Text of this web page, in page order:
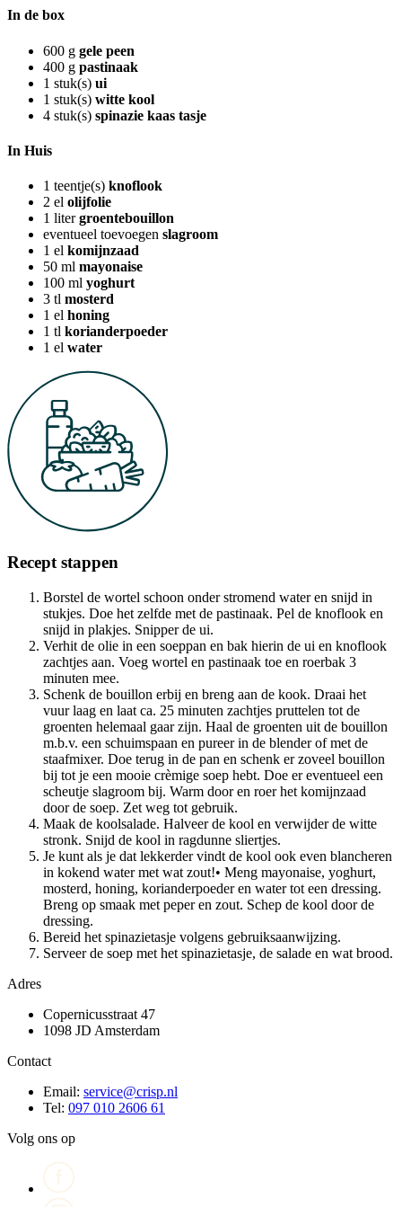
In de box
600 g gele peen
400 g pastinaak
1 stuk(s) ui
1 stuk(s) witte kool
4 stuk(s) spinazie kaas tasje
In Huis
1 teentje(s) knoflook
2 el olijfolie
1 liter groentebouillon
eventueel toevoegen slagroom
1 el komijnzaad
50 ml mayonaise
100 ml yoghurt
3 tl mosterd
1 el honing
1 tl korianderpoeder
1 el water
Recept stappen
Borstel de wortel schoon onder stromend water en snijd in
stukjes. Doe het zelfde met de pastinaak. Pel de knoflook en
snijd in plakjes. Snipper de ui.
Verhit de olie in een soeppan en bak hierin de ui en knoflook
zachtjes aan. Voeg wortel en pastinaak toe en roerbak 3
minuten mee.
Schenk de bouillon erbij en breng aan de kook. Draai het
vuur laag en laat ca. 25 minuten zachtjes pruttelen tot de
groenten helemaal gaar zijn. Haal de groenten uit de bouillon
m.b.v. een schuimspaan en pureer in de blender of met de
staafmixer. Doe terug in de pan en schenk er zoveel bouillon
bij tot je een mooie crèmige soep hebt. Doe er eventueel een
scheutje slagroom bij. Warm door en roer het komijnzaad
door de soep. Zet weg tot gebruik.
Maak de koolsalade. Halveer de kool en verwijder de witte
stronk. Snijd de kool in ragdunne sliertjes.
Je kunt als je dat lekkerder vindt de kool ook even blancheren
in kokend water met wat zout!• Meng mayonaise, yoghurt,
mosterd, honing, korianderpoeder en water tot een dressing.
Breng op smaak met peper en zout. Schep de kool door de
dressing.
Bereid het spinazietasje volgens gebruiksaanwijzing.
Serveer de soep met het spinazietasje, de salade en wat brood.
Adres
Copernicusstraat 47
1098 JD Amsterdam
Contact
Email: service@crisp.nl
Tel: 097 010 2606 61
Volg ons op